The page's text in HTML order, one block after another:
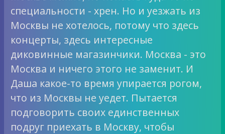
специальности - хрен. Но и уезжать из
Москвы не хотелось, потому что здесь
концерты, здесь интересные
диковинные магазинчики. Москва - это
Москва и ничего этого не заменит. И
Даша какое-то время упирается рогом,
что из Москвы не уедет. Пытается
подговорить своих единственных
подруг приехать в Москву, чтобы